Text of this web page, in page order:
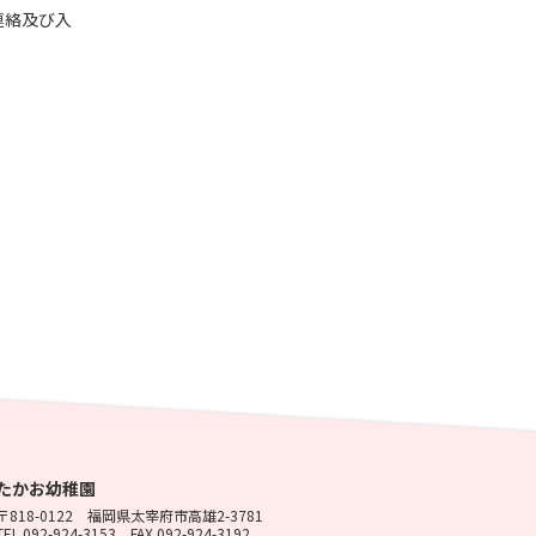
及び入
かお幼稚園
818-0122 福岡県太宰府市高雄2-3781